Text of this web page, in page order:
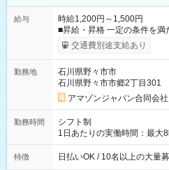
給与
時給1,200円～1,500円
■昇給・昇格 一定の条件を
まで昇給の機会があります。 ■正社員登用制度あり ※月末締/翌
月25日支払い ※時間外手当
☆Amazon直雇用で安定して働けます！ 【試用
あり 試用期間の長さ：1週間
です。
交通費別途支給あり
勤務地
石川県野々市市
石川県野々市市郷2丁目301
アマゾンジャパン合同会社
勤務時間
シフト制
1日あたりの実働時間：最大
特徴 日払いOK / 10名以上の大量